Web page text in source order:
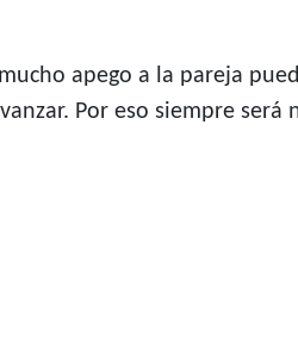
apego a la pareja
Por eso siempre será